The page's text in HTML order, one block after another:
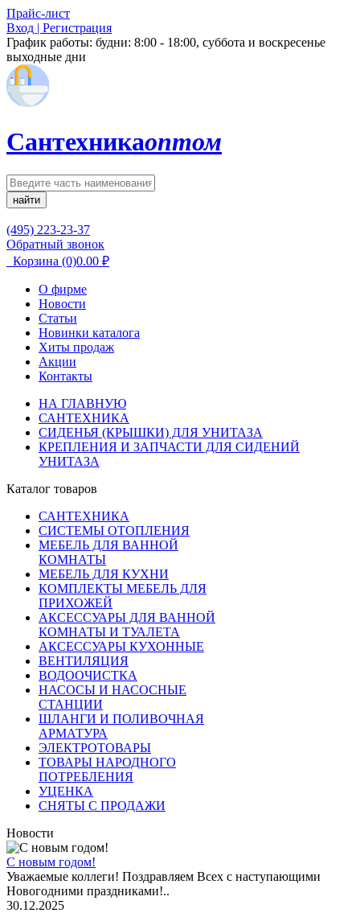
Прайс-лист
Вход | Регистрация
График работы: будни: 8:00 - 18:00, суббота и воскресенье
выходные дни
Сантехникаоптом
найти
(495) 223-23-37
Обратный звонок
Корзина (0)0.00 ₽
О фирме
Новости
Статьи
Новинки каталога
Хиты продаж
Акции
Контакты
НА ГЛАВНУЮ
САНТЕХНИКА
СИДЕНЬЯ (КРЫШКИ) ДЛЯ УНИТАЗА
КРЕПЛЕНИЯ И ЗАПЧАСТИ ДЛЯ СИДЕНИЙ
УНИТАЗА
Каталог товаров
САНТЕХНИКА
СИСТЕМЫ ОТОПЛЕНИЯ
МЕБЕЛЬ ДЛЯ ВАННОЙ
КОМНАТЫ
МЕБЕЛЬ ДЛЯ КУХНИ
КОМПЛЕКТЫ МЕБЕЛЬ ДЛЯ
ПРИХОЖЕЙ
АКСЕССУАРЫ ДЛЯ ВАННОЙ
КОМНАТЫ И ТУАЛЕТА
АКСЕССУАРЫ КУХОННЫЕ
ВЕНТИЛЯЦИЯ
ВОДООЧИСТКА
НАСОСЫ И НАСОСНЫЕ
СТАНЦИИ
ШЛАНГИ И ПОЛИВОЧНАЯ
АРМАТУРА
ЭЛЕКТРОТОВАРЫ
ТОВАРЫ НАРОДНОГО
ПОТРЕБЛЕНИЯ
УЦЕНКА
СНЯТЫ С ПРОДАЖИ
Новости
С новым годом!
Уважаемые коллеги! Поздравляем Всех с наступающими
Новогодними праздниками!..
30.12.2025